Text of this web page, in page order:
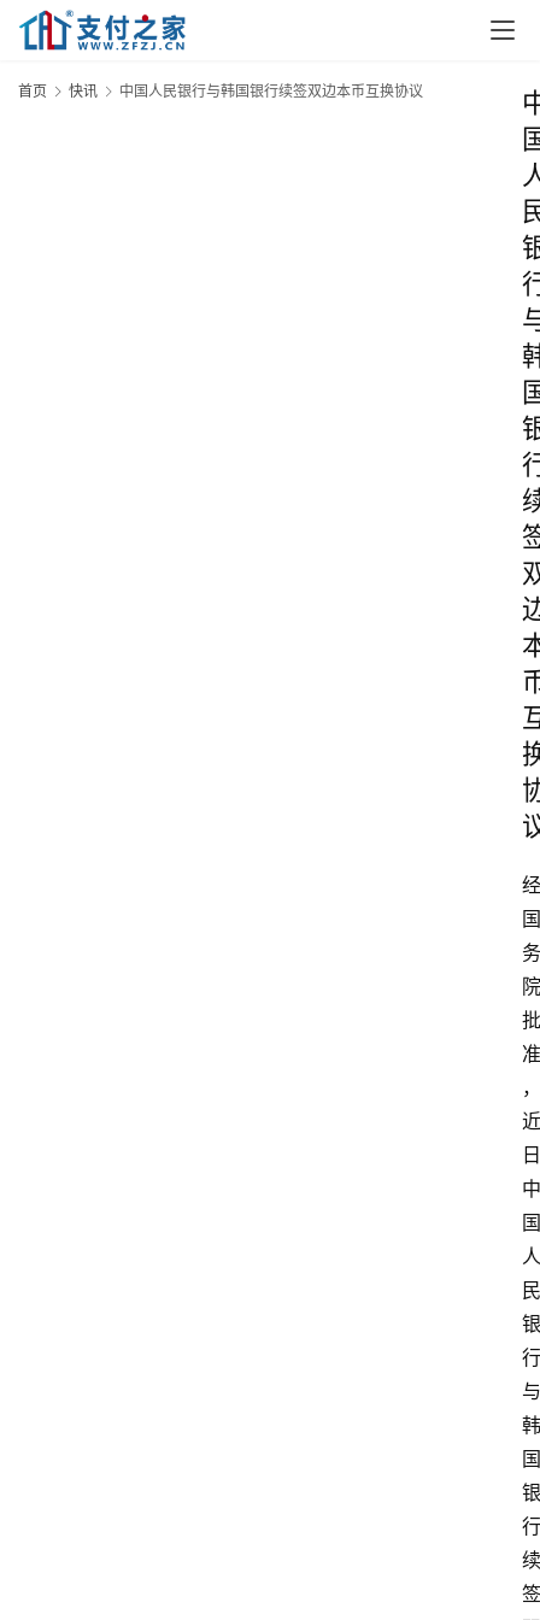
首页 快讯 中国人民银行与韩国银行续签双边本币互换协议
经
国
务
院
批
准
，
近
日
中
国
人
民
银
行
与
韩
国
银
行
续
签